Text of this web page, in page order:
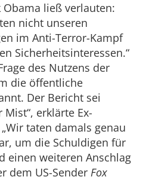
ließ verlauten:
nicht unseren
im Anti-Terror-Kampf
Sicherheitsinteressen.“
des Nutzens der
die öffentliche
Der Bericht sei
Mist“, erklärte Ex-
taten damals genau
um die Schuldigen für
einen weiteren Anschlag
dem US-Sender Fox